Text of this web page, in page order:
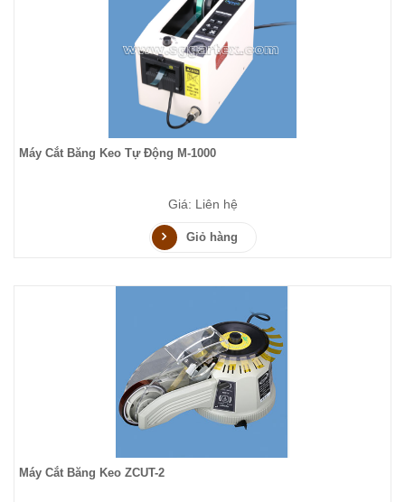
Máy Cắt Băng Keo Tự Động M-1000
Giá: Liên hệ
Giỏ hàng
Máy Cắt Băng Keo ZCUT-2